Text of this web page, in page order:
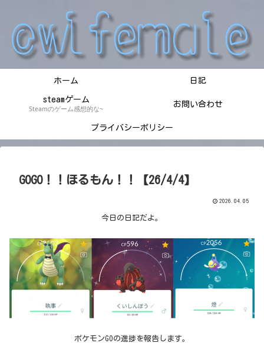
ホーム 日記
steamゲーム
Steamのゲーム感想的な~
お問い合わせ
プライバシーポリシー
GOGO！！ほるもん！！【26/4/4】
2026.04.05
今日の日記だよ。
ポケモンGOの進捗を報告します。